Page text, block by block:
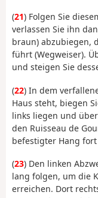
(21) Folgen Sie
verlassen Sie ihn
braun) abzubiegen,
führt (Wegweiser).
und steigen Sie
(22) In dem
Haus steht, biegen
links liegen und
den Ruisseau de
befestigter Hang
(23) Den linken
lang folgen, um die
erreichen. Dort